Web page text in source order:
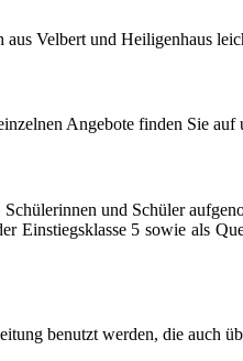
Velbert und Heiligenhaus
Angebote finden Sie auf
und Schüler
5 sowie als
benutzt werden, die auch